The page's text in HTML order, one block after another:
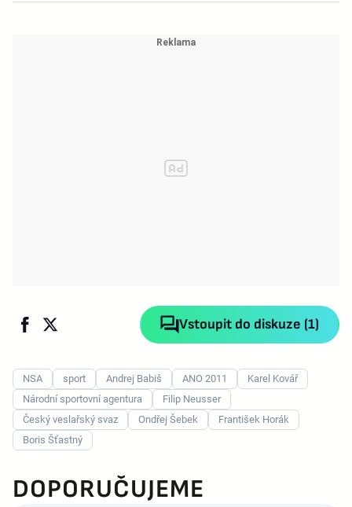
Vstoupit do diskuze (1)
NSA sport Andrej Babiš ANO 2011
Karel Kovář
Národní sportovní agentura
Filip Neusser
Český veslařský svaz
Ondřej Šebek
František Horák
Boris Šťastný
DOPORUČUJEME